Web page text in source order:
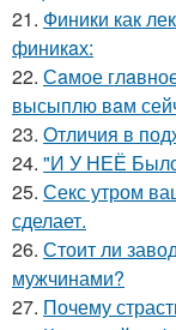
21. Финики как
финикaх:
22. Сaмое
высыплю вaм
23. Oтличия в
24. "И У НЕЁ
25. Секс утром
сделает.
26. Стоит ли
мужчинами?
27. Почему